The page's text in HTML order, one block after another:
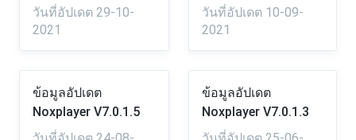
วันที่อัปเดต 29-10-
2021
วันที่อัปเดต 10-09-
2021
ข้อมูลอัปเดต
Noxplayer V7.0.1.5
ข้อมูลอัปเดต
Noxplayer V7.0.1.3